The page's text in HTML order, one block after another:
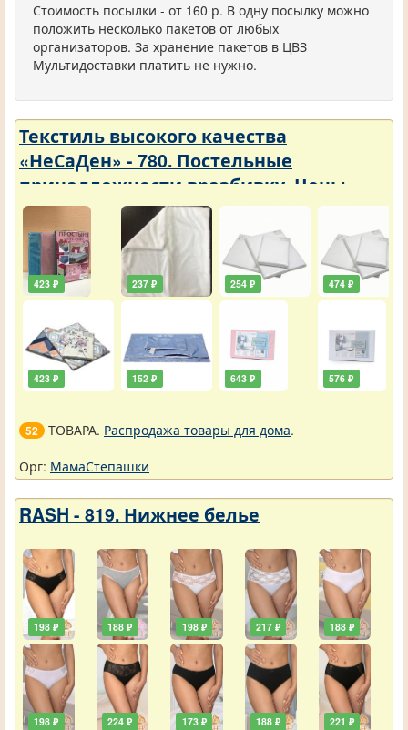
Стоимость посылки - от 160 р. В одну посылку можно
положить несколько пакетов от любых
организаторов. За хранение пакетов в ЦВЗ
Мультидоставки платить не нужно.
Текстиль высокого качества
«НеСаДен» - 780. Постельные
принадлежности вразбивку. Цены
упали
423 ₽
423 ₽
237 ₽
152 ₽
254 ₽
643 ₽
474 ₽
576 ₽
52 ТОВАРА. Распродажа товары для дома.
Орг: МамаСтепашки
RASH - 819. Нижнее белье
198 ₽
198 ₽
188 ₽
224 ₽
198 ₽
173 ₽
217 ₽
188 ₽
188 ₽
221 ₽